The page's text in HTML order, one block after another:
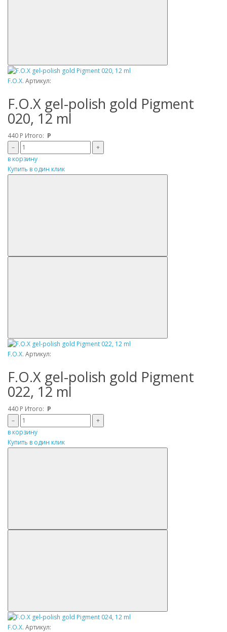
F.O.X. Артикул:
F.O.X gel-polish gold Pigment
020, 12 ml
440 Р Итого: Р
–
+
в корзину
Купить в один клик
F.O.X. Артикул:
F.O.X gel-polish gold Pigment
022, 12 ml
440 Р Итого: Р
–
+
в корзину
Купить в один клик
F.O.X. Артикул: